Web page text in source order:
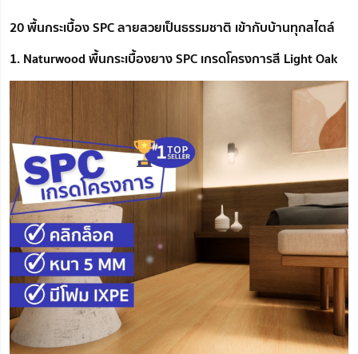
20 พื้นกระเบื้อง SPC ลายสวยเป็นธรรมชาติ เข้ากับบ้านทุกสไตล์
1. Naturwood พื้นกระเบื้องยาง SPC เกรดโครงการสี Light Oak